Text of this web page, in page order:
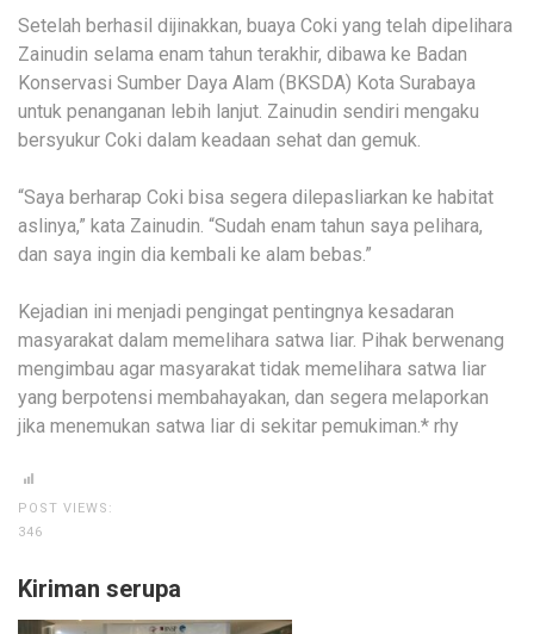
Setelah berhasil dijinakkan, buaya Coki yang telah dipelihara
Zainudin selama enam tahun terakhir, dibawa ke Badan
Konservasi Sumber Daya Alam (BKSDA) Kota Surabaya
untuk penanganan lebih lanjut. Zainudin sendiri mengaku
bersyukur Coki dalam keadaan sehat dan gemuk.
“Saya berharap Coki bisa segera dilepasliarkan ke habitat
aslinya,” kata Zainudin. “Sudah enam tahun saya pelihara,
dan saya ingin dia kembali ke alam bebas.”
Kejadian ini menjadi pengingat pentingnya kesadaran
masyarakat dalam memelihara satwa liar. Pihak berwenang
mengimbau agar masyarakat tidak memelihara satwa liar
yang berpotensi membahayakan, dan segera melaporkan
jika menemukan satwa liar di sekitar pemukiman.* rhy
POST VIEWS:
346
Kiriman serupa